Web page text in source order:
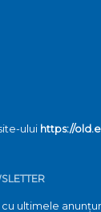
ului https://
ultimele